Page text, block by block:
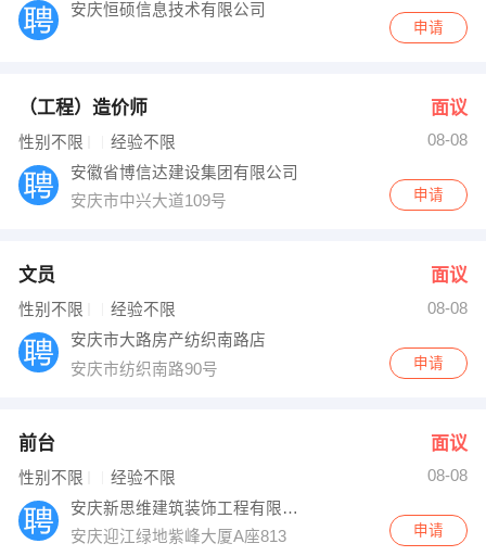
安庆恒硕信息技术有限公司
申请
（工程）造价师 面议
性别不限 经验不限
08-08
安徽省博信达建设集团有限公司
安庆市中兴大道109号
申请
文员 面议
性别不限 经验不限
08-08
安庆市大路房产纺织南路店
安庆市纺织南路90号
申请
前台 面议
性别不限 经验不限
08-08
安庆新思维建筑装饰工程有限公司
安庆迎江绿地紫峰大厦A座813
申请